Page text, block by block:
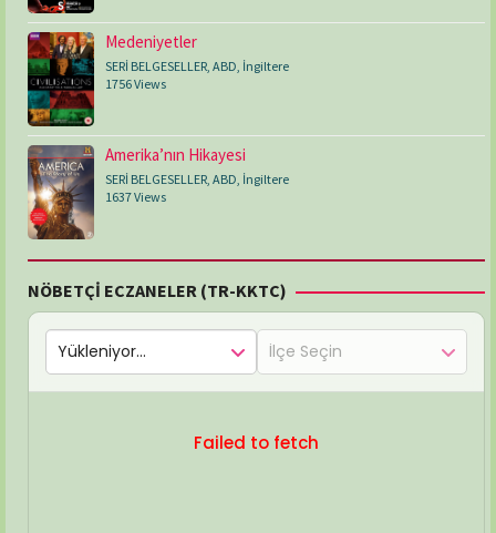
Medeniyetler
SERİ BELGESELLER ABD İngiltere
1756 Views
Amerika’nın Hikayesi
SERİ BELGESELLER ABD İngiltere
1637 Views
NÖBETÇİ ECZANELER (TR-KKTC)
Failed to fetch